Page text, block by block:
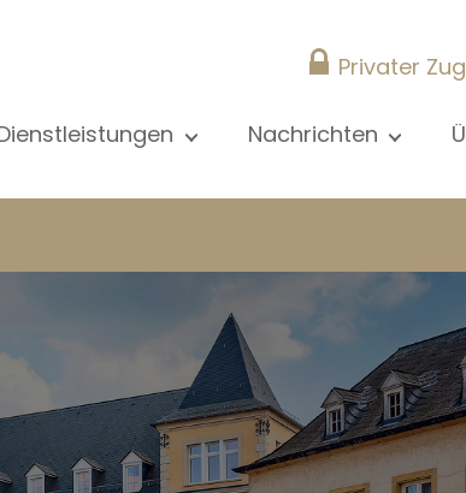
Privater
Privater zugang
Mietverwaltung
Gebäudemanagment
Nachrichten